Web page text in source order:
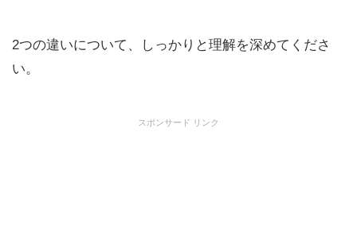
2つの違いについて、しっかりと理解を深めてくださ
い。
スポンサード リンク